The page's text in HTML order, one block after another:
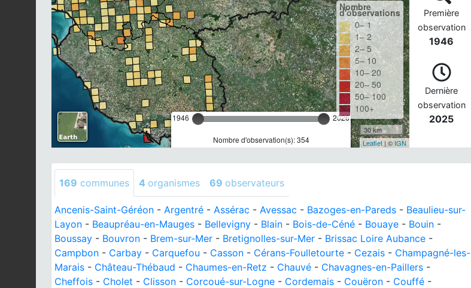
1946 2026
Nombre d'observation(s): 354
Nombre
d'observations
0– 1
1– 2
2– 5
5– 10
10– 20
20– 50
50– 100
100+
30 km
Leaflet| © IGN
Première
observation
1946
Dernière
observation
2025
169 communes 4 organismes 69 observateurs
Ancenis-Saint-Géréon - Argentré - Assérac - Avessac - Bazoges-en-Pareds - Beaulieu-sur-
Layon - Beaupréau-en-Mauges - Bellevigny - Blain - Bois-de-Céné - Bouaye - Bouin -
Boussay - Bouvron - Brem-sur-Mer - Bretignolles-sur-Mer - Brissac Loire Aubance -
Campbon - Carbay - Carquefou - Casson - Cérans-Foulletourte - Cezais - Champagné-les-
Marais - Château-Thébaud - Chaumes-en-Retz - Chauvé - Chavagnes-en-Paillers -
Cheffois - Cholet - Clisson - Corcoué-sur-Logne - Cordemais - Couëron - Couffé -